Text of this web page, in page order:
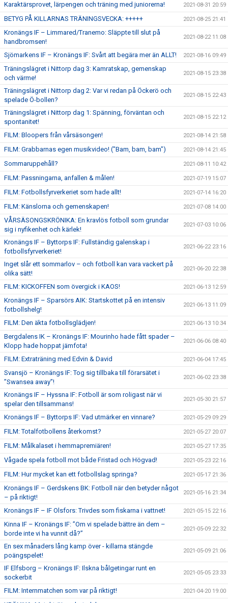
Karaktärsprovet, lärpengen och träning med juniorerna! 2021-08-31 20:59
BETYG PÅ KILLARNAS TRÄNINGSVECKA: +++++ 2021-08-25 21:41
Kronängs IF – Limmared/Tranemo: Släppte till slut på
handbromsen!
2021-08-22 11:08
Sjömarkens IF – Kronängs IF: Svårt att begära mer än ALLT! 2021-08-16 09:49
Träningslägret i Nittorp dag 3: Kamratskap, gemenskap
och värme!
2021-08-15 23:38
Träningslägret i Nittorp dag 2: Var vi redan på Öckerö och
spelade Ö-bollen?
2021-08-15 22:43
Träningslägret i Nittorp dag 1: Spänning, förväntan och
spontanitet!
2021-08-15 22:12
FILM: Bloopers från vårsäsongen! 2021-08-14 21:58
FILM: Grabbarnas egen musikvideo! ("Bam, bam, bam") 2021-08-14 21:45
Sommaruppehåll? 2021-08-11 10:42
FILM: Passningarna, anfallen & målen! 2021-07-19 15:07
FILM: Fotbollsfyrverkeriet som hade allt! 2021-07-14 16:20
FILM: Känslorna och gemenskapen! 2021-07-08 14:00
VÅRSÄSONGSKRÖNIKA: En kravlös fotboll som grundar
sig i nyfikenhet och kärlek!
2021-07-03 10:06
Kronängs IF – Byttorps IF: Fullständig galenskap i
fotbollsfyrverkeriet!
2021-06-22 23:16
Inget slår ett sommarlov – och fotboll kan vara vackert på
olika sätt!
2021-06-20 22:38
FILM: KICKOFFEN som övergick i KAOS! 2021-06-13 12:59
Kronängs IF – Sparsörs AIK: Startskottet på en intensiv
fotbollshelg!
2021-06-13 11:09
FILM: Den äkta fotbollsglädjen! 2021-06-13 10:34
Bergdalens IK – Kronängs IF: Mourinho hade fått spader –
Klopp hade hoppat jämfota!
2021-06-06 08:40
FILM: Extraträning med Edvin & David 2021-06-04 17:45
Svansjö – Kronängs IF: Tog sig tillbaka till förarsätet i
”Swansea away”!
2021-06-02 23:38
Kronängs IF – Hyssna IF: Fotboll är som roligast när vi
spelar den tillsammans!
2021-05-30 21:57
Kronängs IF – Byttorps IF: Vad utmärker en vinnare? 2021-05-29 09:29
FILM: Totalfotbollens återkomst? 2021-05-27 20:07
FILM: Målkalaset i hemmapremiären! 2021-05-27 17:35
Vågade spela fotboll mot både Fristad och Högvad! 2021-05-23 22:16
FILM: Hur mycket kan ett fotbollslag springa? 2021-05-17 21:36
Kronängs IF – Gerdskens BK: Fotboll när den betyder något
– på riktigt!
2021-05-16 21:34
Kronängs IF – IF Olsfors: Trivdes som fiskarna i vattnet! 2021-05-15 22:16
Kinna IF – Kronängs IF: ”Om vi spelade bättre än dem –
borde inte vi ha vunnit då?”
2021-05-09 22:32
En sex månaders lång kamp över - killarna stängde
poängspelet!
2021-05-09 21:06
IF Elfsborg – Kronängs IF: Ilskna bålgetingar runt en
sockerbit
2021-05-05 23:33
FILM: Internmatchen som var på riktigt! 2021-04-20 19:00